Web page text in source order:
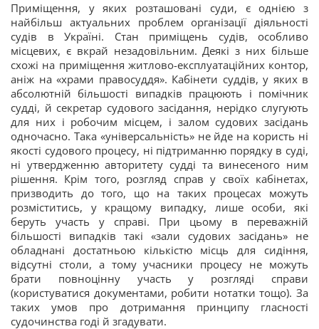
Приміщення, у яких розташовані суди, є однією з
найбільш актуальних проблем організації діяльності
судів в Україні. Стан приміщень судів, особливо
місцевих, є вкрай незадовільним. Деякі з них більше
схожі на приміщення житлово-експлуатаційних контор,
аніж на «храми правосуддя». Кабінети суддів, у яких в
абсолютній більшості випадків працюють і помічник
судді, й секретар судового засідання, нерідко слугують
для них і робочим місцем, і залом судових засідань
одночасно. Така «універсальність» не йде на користь ні
якості судового процесу, ні підтриманню порядку в суді,
ні утвердженню авторитету судді та винесеного ним
рішення. Крім того, розгляд справ у своїх кабінетах,
призводить до того, що на таких процесах можуть
розміститись, у кращому випадку, лише особи, які
беруть участь у справі. При цьому в переважній
більшості випадків такі «зали судових засідань» не
обладнані достатньою кількістю місць для сидіння,
відсутні столи, а тому учасники процесу не можуть
брати повноцінну участь у розгляді справи
(користуватися документами, робити нотатки тощо). За
таких умов про дотримання принципу гласності
судочинства годі й згадувати.